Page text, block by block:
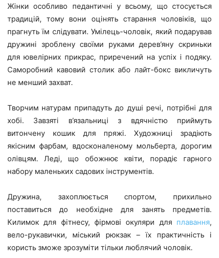
Жінки особливо педантичні у всьому, що стосується
традицій, тому вони оцінять старання чоловіків, що
прагнуть їм слідувати. Умілець-чоловік, який подарував
дружині зроблену своїми руками дерев’яну скриньки
для ювелірних прикрас, приречений на успіх і подяку.
Саморобний кавовий столик або лайт-бокс викличуть
не менший захват.
Творчим натурам припадуть до душі речі, потрібні для
хобі. Завзяті в’язальниці з вдячністю приймуть
витончену кошик для пряжі. Художниці зрадіють
якісним фарбам, вдосконаленому мольберта, дорогим
олівцям. Леді, що обожнює квіти, порадіє гарного
набору маленьких садових інструментів.
Дружина, захоплюється спортом, прихильно
поставиться до необхідне для занять предметів.
Килимок для фітнесу, фірмові окуляри для плавання,
вело-рукавички, міський рюкзак – їх практичність і
користь зможе зрозуміти тільки люблячий чоловік.